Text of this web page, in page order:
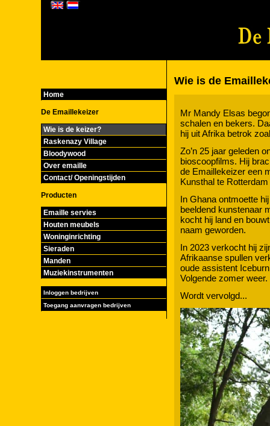
Home
De Emaillekeizer
Wie is de keizer?
Raskenazy Village
Bloodywood
Over emaille
Contact/ Openingstijden
Producten
Emaille servies
Houten meubels
Woninginrichting
Sieraden
Manden
Muziekinstrumenten
Inloggen bedrijven
Toegang aanvragen bedrijven
Wie is de
Mr Mandy Elsas
schalen en bekers.
hij uit Afrika betrok
Zo’n 25 jaar geleden
bioscoopfilms. Hij
de Emaillekeizer een
Kunsthal te
In Ghana ontmoette
beeldend kunstenaar
kocht hij land en
naam geworden.
In 2023 verkocht hij
Afrikaanse spullen
oude assistent
Volgende zomer weer.
Wordt vervolgd...